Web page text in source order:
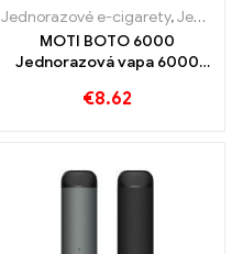
Jednorazové e-cigarety,Jednorazové elektronické cigarety Portugalsko
MOTI BOTO 6000
Jednorazová vapa 6000
€8.62